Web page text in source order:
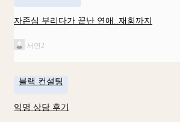
자존심 부리다가 끝난 연애..재회까지
서연2
블랙 컨설팅
익명 상담 후기